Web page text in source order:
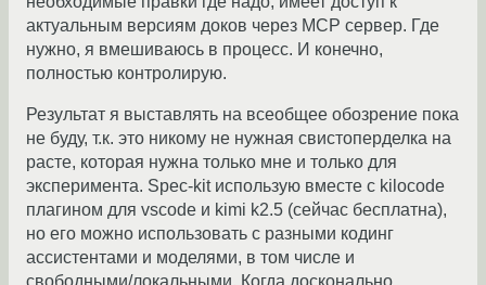
актуальным версиям доков через MCP сервер. Где
нужно, я вмешиваюсь в процесс. И конечно,
полностью контролирую.
Результат я выставлять на всеобщее обозрение пока
не буду, т.к. это никому не нужная свистоперделка на
расте, которая нужна только мне и только для
эксперимента. Spec-kit использую вместе с kilocode
плагином для vscode и kimi k2.5 (сейчас бесплатна),
но его можно использовать с разными кодинг
ассистентами и моделями, в том числе и
свободными/локальными. Когда досконально